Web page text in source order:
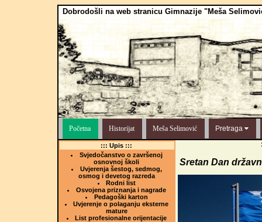
Dobrodošli na web stranicu Gimnazije "Meša
Početna Historijat Meša Selimović Pretraga
::: Upis :::
Svjedočanstvo o završenoj
osnovnoj školi
Uvjerenja šestog, sedmog,
osmog i devetog razreda
Rodni list
Osvojena priznanja i nagrade
Pedagoški karton
Uvjerenje o polaganju eksterne
mature
List profesionalne orijentacije
Sretan Dan